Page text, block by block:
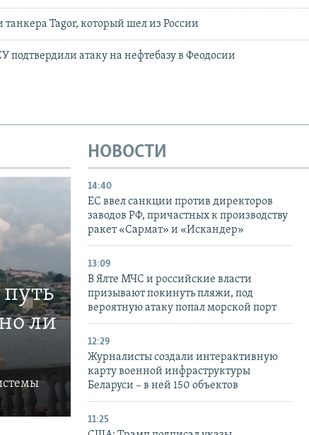
Tagor, который шел из России
подтвердили атаку на нефтебазу в Феодосии
ли
НОВОСТИ
14:40
ЕС ввел санкции против директоров
заводов РФ, причастных к производству
ракет «Сармат» и «Искандер»
13:09
В Ялте МЧС и российские власти
призывают покинуть пляжи, под
вероятную атаку попал морской порт
12:29
Журналисты создали интерактивную
карту военной инфраструктуры
Беларуси – в ней 150 объектов
11:25